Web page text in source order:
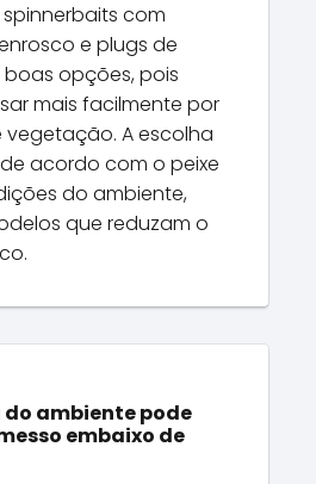
spinnerbaits com
e plugs de
opções, pois
mais facilmente por
vegetação. A escolha
acordo com o peixe
do ambiente,
que reduzam o
ambiente pode
embaixo de